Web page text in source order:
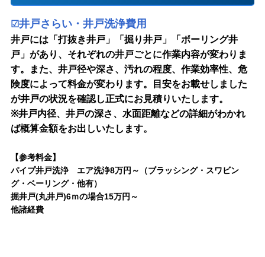
☑井戸さらい・井戸洗浄費用
井戸には「打抜き井戸」「掘り井戸」「ボーリング井
戸」があり、それぞれの井戸ごとに作業内容が変わりま
す。また、井戸径や深さ、汚れの程度、作業効率性、危
険度によって料金が変わります。目安をお載せしました
が井戸の状況を確認し正式にお見積りいたします。
※井戸内径、井戸の深さ、水面距離などの詳細がわかれ
ば概算金額をお出しいたします。
【参考料金】
パイプ井戸洗浄 エア洗浄8万円～（ブラッシング・スワビン
グ・ベーリング・他有）
掘井戸(丸井戸)6ｍの場合15万円～
他諸経費